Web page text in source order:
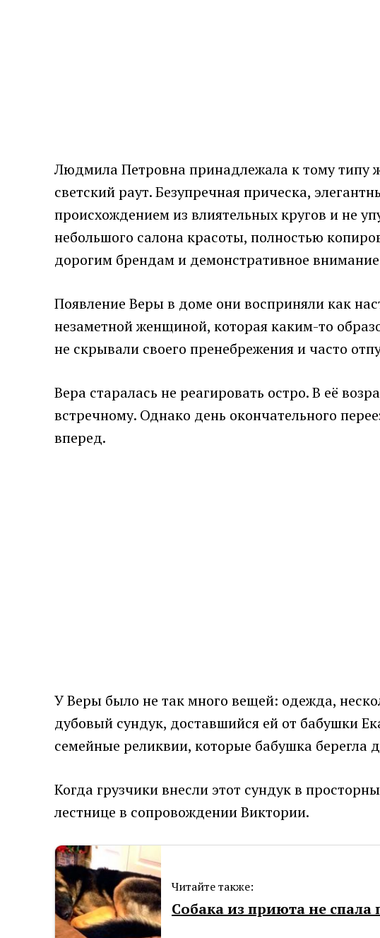
Людмила Петровна принадлежала к тому типу
светский раут. Безупречная прическа,
происхождением из влиятельных кругов и не
небольшого салона красоты, полностью
дорогим брендам и демонстративное
Появление Веры в доме они восприняли как
незаметной женщиной, которая каким-то
не скрывали своего пренебрежения и часто
Вера старалась не реагировать остро. В её
встречному. Однако день окончательного
вперед.
У Веры было не так много вещей: одежда,
дубовый сундук, доставшийся ей от бабушки
семейные реликвии, которые бабушка берегла
Когда грузчики внесли этот сундук в
лестнице в сопровождении Виктории.
Читайте также:
Собака из приюта не спала